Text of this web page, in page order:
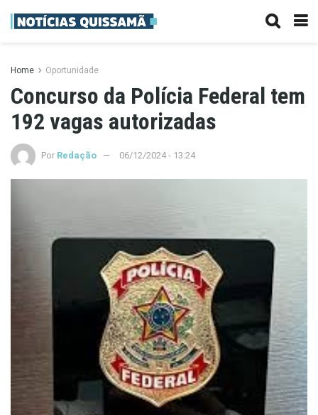
Home Oportunidade
Concurso da Polícia Federal tem
192 vagas autorizadas
Por Redação 06/12/2024 - 13:24